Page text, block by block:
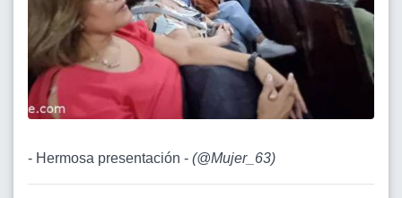
- Hermosa presentación - (@Mujer_63)